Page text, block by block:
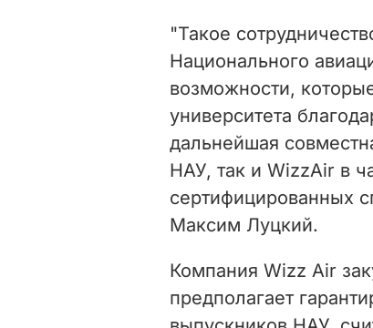
"Такое
Национального
возможности,
университета
дальнейшая
НАУ, так и WizzAir в
сертифицированных
Максим Луцкий.
Компания Wizz Air
предполагает